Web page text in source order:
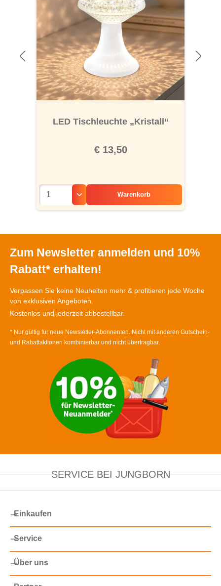
LED Tischleuchte „Kristall“
€ 13,50
Warenkorb
Zum Newsletter anmelden und 10%
Rabatt* erhalten!
Verpassen Sie keine Neuheiten mehr & profitieren jede Woche
von exklusiven Angeboten.
Kostenlos und jederzeit abbestellbar.
* Nur gültig für neue Newsletter-Abonnenten. Nicht mit anderen Gutschein-
und Rabattaktionen kombinierbar und nicht übertragbar.
SERVICE BEI JUNGBORN
Einkaufen
Service
Über uns